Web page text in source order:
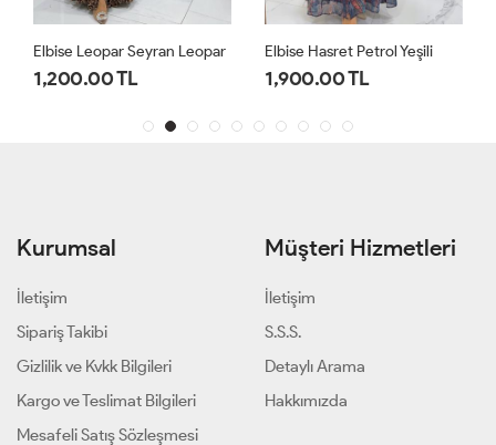
Elbise Leopar Seyran Leopar
1,200.00 TL
Elbise Hasret Petrol Yeşili
1,900.00 TL
Kurumsal
İletişim
Sipariş Takibi
Gizlilik ve Kvkk Bilgileri
Kargo ve Teslimat Bilgileri
Mesafeli Satış Sözleşmesi
Müşteri Hizmetleri
İletişim
S.S.S.
Detaylı Arama
Hakkımızda